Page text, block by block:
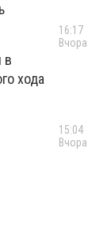
в
хода
16:17
Вчора
15:04
Вчора